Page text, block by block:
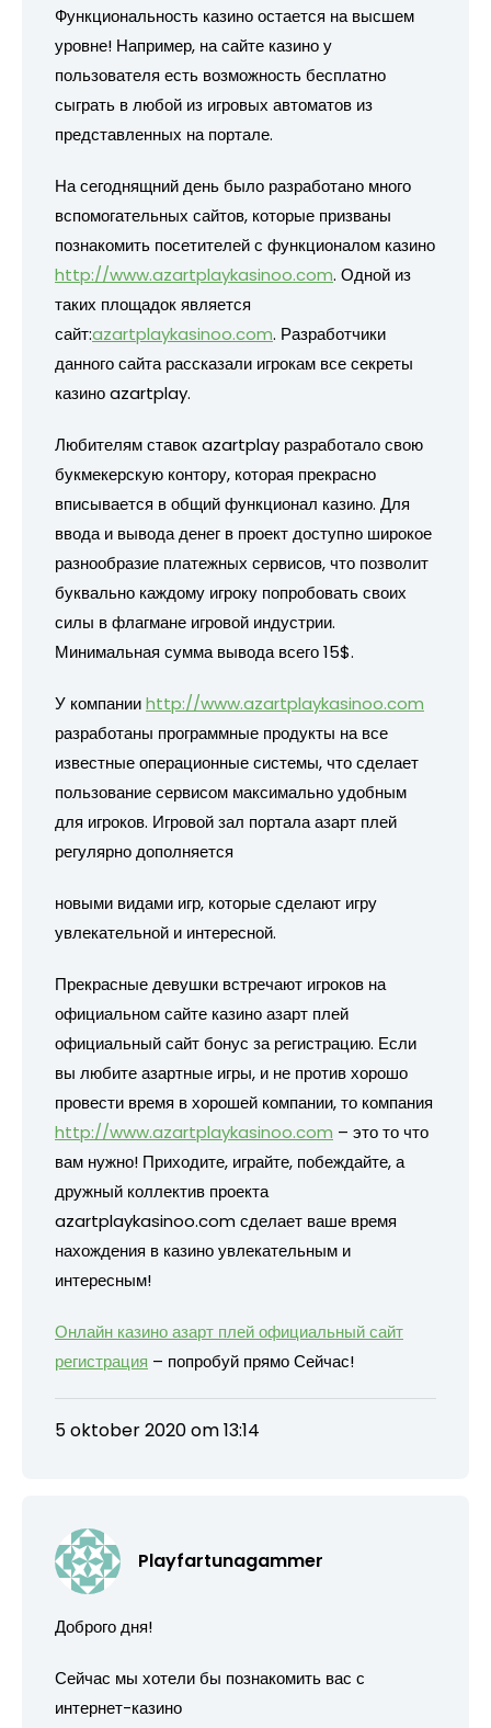
Функциональность казино остается на высшем
уровне! Например, на сайте казино у
пользователя есть возможность бесплатно
сыграть в любой из игровых автоматов из
представленных на портале.
На сегоднящний день было разработано много
вспомогательных сайтов, которые призваны
познакомить посетителей с функционалом казино
http://www.azartplaykasinoo.com. Одной из
таких площадок является
сайт:azartplaykasinoo.com. Разработчики
данного сайта рассказали игрокам все секреты
казино azartplay.
Любителям ставок azartplay разработало свою
букмекерскую контору, которая прекрасно
вписывается в общий функционал казино. Для
ввода и вывода денег в проект доступно широкое
разнообразие платежных сервисов, что позволит
буквально каждому игроку попробовать своих
силы в флагмане игровой индустрии.
Минимальная сумма вывода всего 15$.
У компанииhttp://www.azartplaykasinoo.com
разработаны программные продукты на все
известные операционные системы, что сделает
пользование сервисом максимально удобным
для игроков. Игровой зал портала азарт плей
регулярно дополняется
новыми видами игр, которые сделают игру
увлекательной и интересной.
Прекрасные девушки встречают игроков на
официальном сайте казино азарт плей
официальный сайт бонус за регистрацию. Если
вы любите азартные игры, и не против хорошо
провести время в хорошей компании, то компания
http://www.azartplaykasinoo.com – это то что
вам нужно! Приходите, играйте, побеждайте, а
дружный коллектив проекта
azartplaykasinoo.com сделает ваше время
нахождения в казино увлекательным и
интересным!
Онлайн казино азарт плей официальный сайт
регистрация – попробуй прямо Сейчас!
5 oktober 2020 om 13:14
Playfartunagammer
Доброго дня!
Сейчас мы хотели бы познакомить вас с
интернет-казино